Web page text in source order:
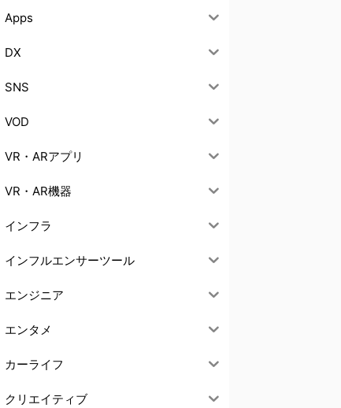
Apps
DX
SNS
VOD
VR・ARアプリ
VR・AR機器
インフラ
インフルエンサーツール
エンジニア
エンタメ
カーライフ
クリエイティブ